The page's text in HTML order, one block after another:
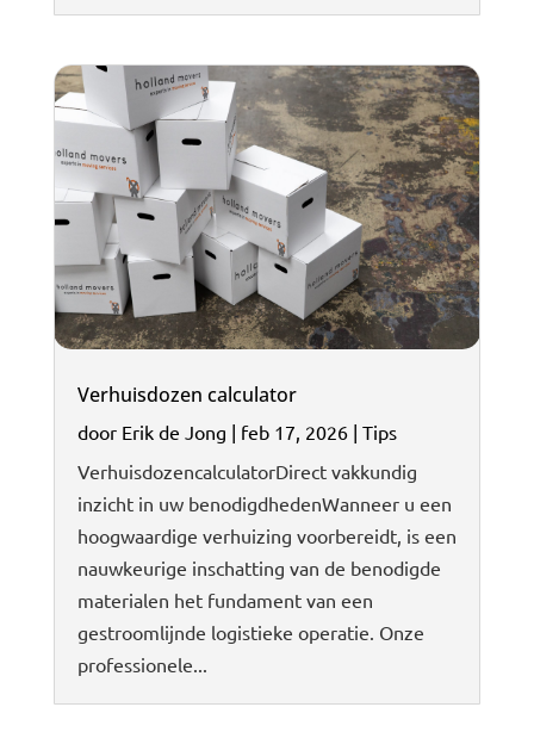
Verhuisdozen calculator
door Erik de Jong | feb 17, 2026| Tips
VerhuisdozencalculatorDirect vakkundig
inzicht in uw benodigdhedenWanneer u een
hoogwaardige verhuizing voorbereidt, is een
nauwkeurige inschatting van de benodigde
materialen het fundament van een
gestroomlijnde logistieke operatie. Onze
professionele...